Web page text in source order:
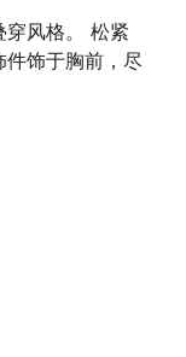
穿风格。 松紧
饰于胸前，尽